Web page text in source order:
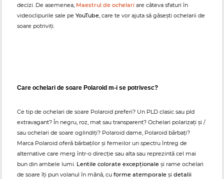
decizi. De asemenea, Maestrul de ochelari are câteva sfaturi în
videoclipurile sale pe YouTube, care te vor ajuta să găsești ochelarii de
soare potriviți.
Care ochelari de soare Polaroid m-i se potrivesc?
Ce tip de ochelari de soare Polaroid preferi? Un PLD clasic sau pld
extravagant? În negru, roz, mat sau transparent? Ochelari polarizați și /
sau ochelari de soare oglindiți? Polaroid dame, Polaroid bărbați?
Marca Polaroid oferă bărbaților și femeilor un spectru întreg de
alternative care merg într-o direcție sau alta sau reprezintă cel mai
bun din ambele lumi. Lentile colorate excepționale și rame ochelari
de soare îți pun volanul în mână, cu forme atemporale și detalii